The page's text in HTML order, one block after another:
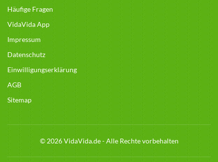
Häufige Fragen
VidaVida App
Impressum
Datenschutz
Einwilligungserklärung
AGB
Sitemap
© 2026 VidaVida.de - Alle Rechte vorbehalten